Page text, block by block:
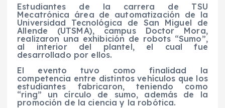
Estudiantes de la carrera de TSU
Mecatrónica área de automatización de la
Universidad Tecnológica de San Miguel de
Allende (UTSMA), campus Doctor Mora,
realizaron una exhibición de robots “Sumo”,
al interior del plantel, el cual fue
desarrollado por ellos.
El evento tuvo como finalidad la
competencia entre distintos vehículos que los
estudiantes fabricaron, teniendo como
“ring” un círculo de sumo, además de la
promoción de la ciencia y la robótica.